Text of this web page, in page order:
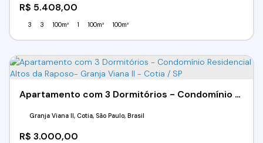
R$ 5.408,00
3 3 100m² 1 100m² 100m²
Apartamento com 3 Dormitórios - Condomínio Residencial Altos da Raposo- Granja Viana II - Cotia / SP
R$ 3.000,00
Granja Viana II, Cotia, São Paulo, Brasil